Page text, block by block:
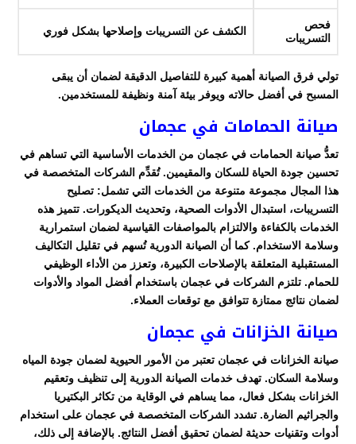
فحص
التسريبات
الكشف عن التسريبات وإصلاحها بشكل فوري
تولي فرق الصيانة أهمية كبيرة للتفاصيل الدقيقة لضمان أن يبقى
المسبح في أفضل حالاته ويوفر بيئة آمنة ونظيفة للمستخدمين.
صيانة الحمامات في عجمان
تعدُّ صيانة الحمامات في عجمان من الخدمات الأساسية التي تساهم في
تحسين جودة الحياة للسكان والمقيمين. تُقدِّم الشركات المتخصصة في
هذا المجال مجموعة متنوعة من الخدمات التي تشمل: تصليح
التسريبات، استبدال الأدوات الصحية، وتحديث الديكورات. تتميز هذه
الخدمات بالكفاءة والالتزام بالمواصفات القياسية لضمان استمرارية
وسلامة الاستخدام. كما أن الصيانة الدورية تُسهم في تقليل التكاليف
المستقبلية المتعلقة بالإصلاحات الكبيرة، وتعزز من الأداء الوظيفي
للحمام. تلتزم الشركات في عجمان باستخدام أفضل المواد والأدوات
لضمان نتائج ممتازة تتوافق مع توقعات العملاء.
صيانة الخزانات في عجمان
صيانة الخزانات في عجمان تعتبر من الأمور الحيوية لضمان جودة المياه
وسلامة السكان. تهدف خدمات الصيانة الدورية إلى تنظيف وتعقيم
الخزانات بشكل فعال، مما يساهم في الوقاية من تكاثر البكتيريا
والجراثيم الضارة. تشدد الشركات المتخصصة في عجمان على استخدام
أدوات وتقنيات حديثة لضمان تحقيق أفضل النتائج. بالإضافة إلى ذلك،